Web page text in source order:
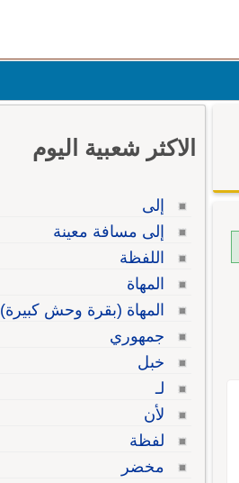
الاكثر شعبية اليوم
إلى
إلى مسافة معينة
اللفظة
المهاة
المهاة (بقرة وحش كبيرة)
جمهوري
خبل
لـ
لأن
لفظة
مخضر